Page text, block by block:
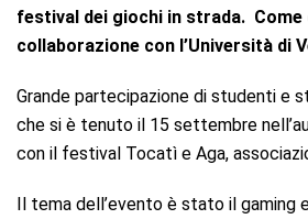
festival dei giochi in strada.
collaborazione con l’Università di
Grande partecipazione di studenti e
che si è tenuto il 15 settembre
con il festival Tocatì e Aga,
Il tema dell’evento è stato il gaming